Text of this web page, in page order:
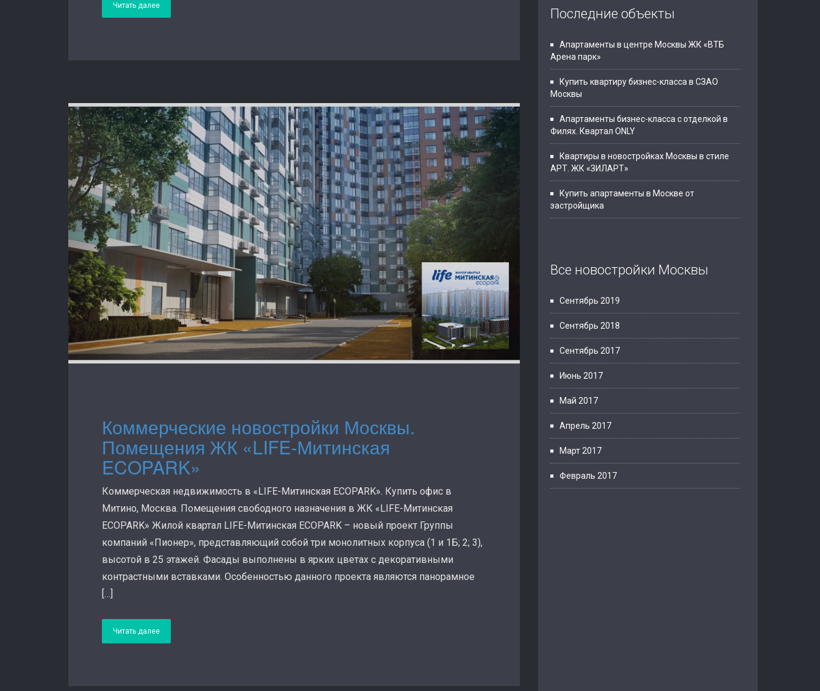
Читать далее
Коммерческие новостройки Москвы.
Помещения ЖК «LIFE-Митинская
ECOPARK»
Коммерческая недвижимость в «LIFE-Митинская ECOPARK». Купить офис в
Митино, Москва. Помещения свободного назначения в ЖК «LIFE-Митинская
ECOPARK» Жилой квартал LIFE-Митинская ECOPARK – новый проект Группы
компаний «Пионер», представляющий собой три монолитных корпуса (1 и 1Б; 2; 3),
высотой в 25 этажей. Фасады выполнены в ярких цветах с декоративными
контрастными вставками. Особенностью данного проекта являются панорамное
[…]
Читать далее
Последние объекты
Апартаменты в центре Москвы ЖК «ВТБ
Арена парк»
Купить квартиру бизнес-класса в СЗАО
Москвы
Апартаменты бизнес-класса с отделкой в
Филях. Квартал ONLY
Квартиры в новостройках Москвы в стиле
АРТ. ЖК «ЗИЛАРТ»
Купить апартаменты в Москве от
застройщика
Все новостройки Москвы
Сентябрь 2019
Сентябрь 2018
Сентябрь 2017
Июнь 2017
Май 2017
Апрель 2017
Март 2017
Февраль 2017